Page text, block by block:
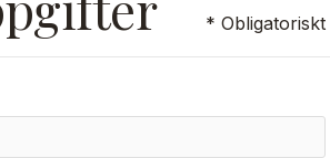
* Obligatoriskt